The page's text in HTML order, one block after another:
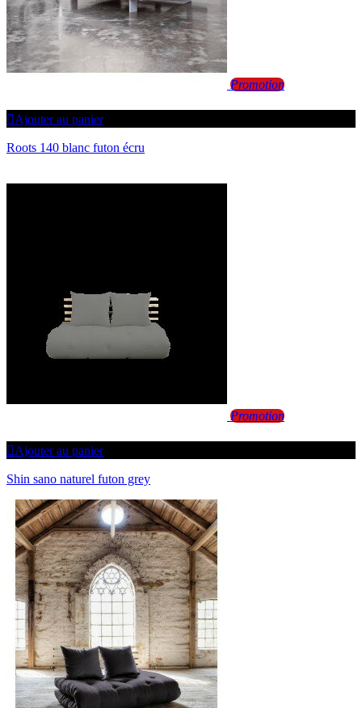
Promotion
Ajouter au panier
Roots 140 blanc futon écru
Promotion
Ajouter au panier
Shin sano naturel futon grey